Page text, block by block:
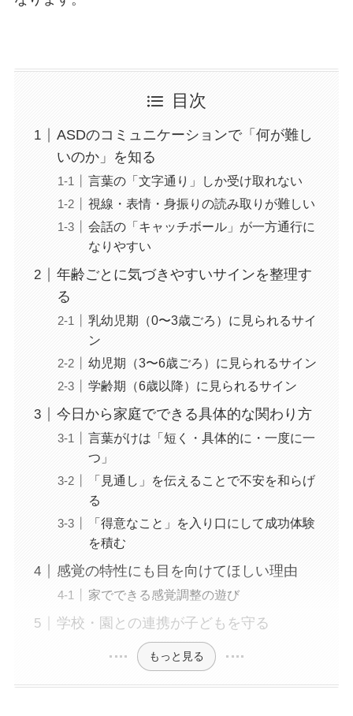
目次
ASDのコミュニケーションで「何が難し
いのか」を知る
言葉の「文字通り」しか受け取れない
視線・表情・身振りの読み取りが難しい
会話の「キャッチボール」が一方通行に
なりやすい
年齢ごとに気づきやすいサインを整理す
る
乳幼児期（0〜3歳ごろ）に見られるサイ
ン
幼児期（3〜6歳ごろ）に見られるサイン
学齢期（6歳以降）に見られるサイン
今日から家庭でできる具体的な関わり方
言葉がけは「短く・具体的に・一度に一
つ」
「見通し」を伝えることで不安を和らげ
る
「得意なこと」を入り口にして成功体験
を積む
感覚の特性にも目を向けてほしい理由
家でできる感覚調整の遊び
学校・園との連携が子どもを守る
もっと見る